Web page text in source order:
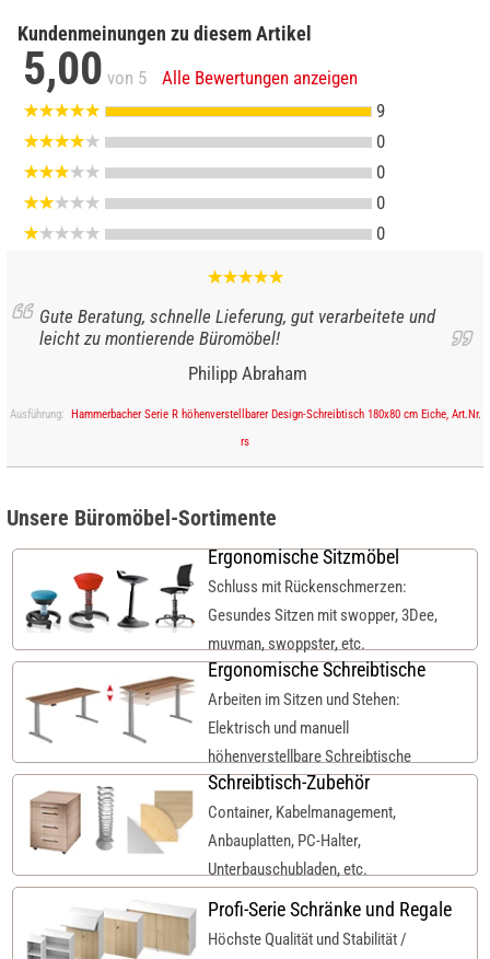
Kundenmeinungen zu diesem Artikel
5,00 von 5
Alle Bewertungen anzeigen
9
0
0
0
0
Gute Beratung, schnelle Lieferung, gut verarbeitete und
leicht zu montierende Büromöbel!
Philipp Abraham
Ausführung:
Hammerbacher Serie R höhenverstellbarer Design-Schreibtisch 180x80 cm Eiche, Art.Nr.
rs
Unsere Büromöbel-Sortimente
Ergonomische Sitzmöbel
Schluss mit Rückenschmerzen:
Gesundes Sitzen mit swopper, 3Dee,
muvman, swoppster, etc.
Ergonomische Schreibtische
Arbeiten im Sitzen und Stehen:
Elektrisch und manuell
höhenverstellbare Schreibtische
Schreibtisch-Zubehör
Container, Kabelmanagement,
Anbauplatten, PC-Halter,
Unterbauschubladen, etc.
Profi-Serie Schränke und Regale
Höchste Qualität und Stabilität /